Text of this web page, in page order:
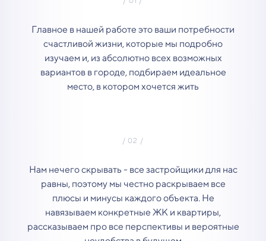
Главное в нашей работе это ваши потребности
счастливой жизни, которые мы подробно
изучаем и, из абсолютно всех возможных
вариантов в городе, подбираем идеальное
место, в котором хочется жить
Нам нечего скрывать - все застройщики для нас
равны, поэтому мы честно раскрываем все
плюсы и минусы каждого объекта. Не
навязываем конкретные ЖК и квартиры,
рассказываем про все перспективы и вероятные